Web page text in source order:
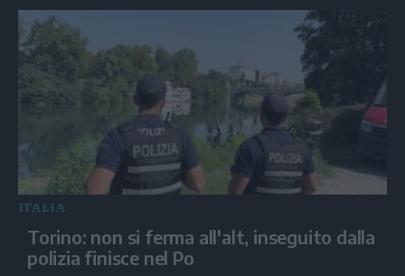
ITALIA
Torino: non si ferma all'alt, inseguito dalla
polizia finisce nel Po